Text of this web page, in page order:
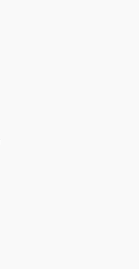
veva. Har också funderat